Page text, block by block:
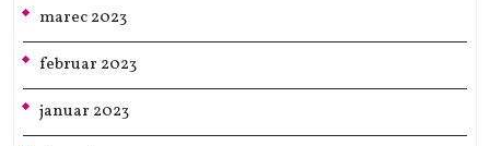
marec 2023
februar 2023
januar 2023